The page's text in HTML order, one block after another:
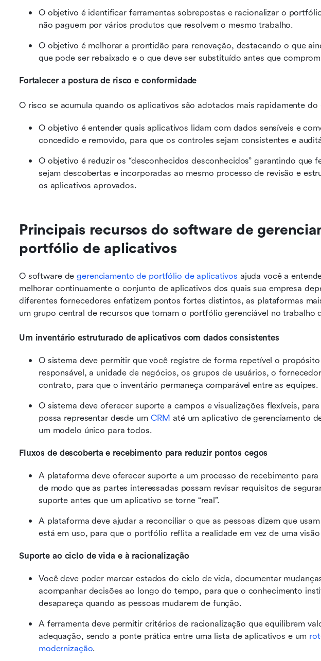
O objetivo é identificar ferramentas sobrepostas e racionalizar o
não paguem por vários produtos que resolvem o mesmo trabalho.
O objetivo é melhorar a prontidão para renovação, destacando o que
que pode ser rebaixado e o que deve ser substituído antes que
Fortalecer a postura de risco e conformidade
O risco se acumula quando os aplicativos são adotados mais rapidamente do
O objetivo é entender quais aplicativos lidam com dados sensíveis e
concedido e removido, para que os controles sejam consistentes e
O objetivo é reduzir os “desconhecidos desconhecidos” garantindo que
sejam descobertas e incorporadas ao mesmo processo de revisão e
os aplicativos aprovados.
Principais recursos do software de
portfólio de aplicativos
O software de gerenciamento de portfólio de aplicativos ajuda você a
melhorar continuamente o conjunto de aplicativos dos quais sua empresa
diferentes fornecedores enfatizem pontos fortes distintos, as plataformas
um grupo central de recursos que tornam o portfólio gerenciável no trabalho
Um inventário estruturado de aplicativos com dados consistentes
O sistema deve permitir que você registre de forma repetível o
responsável, a unidade de negócios, os grupos de usuários, o
contrato, para que o inventário permaneça comparável entre as equipes.
O sistema deve oferecer suporte a campos e visualizações flexíveis,
possa representar desde um CRM até um aplicativo de gerenciamento
um modelo único para todos.
Fluxos de descoberta e recebimento para reduzir pontos cegos
A plataforma deve oferecer suporte a um processo de recebimento
de modo que as partes interessadas possam revisar requisitos de
suporte antes que um aplicativo se torne “real”.
A plataforma deve ajudar a reconciliar o que as pessoas dizem que
está em uso, para que o portfólio reflita a realidade em vez de uma
Suporte ao ciclo de vida e à racionalização
Você deve poder marcar estados do ciclo de vida, documentar
acompanhar decisões ao longo do tempo, para que o conhecimento
desapareça quando as pessoas mudarem de função.
A ferramenta deve permitir critérios de racionalização que equilibrem
adequação, sendo a ponte prática entre uma lista de aplicativos e um
modernização.